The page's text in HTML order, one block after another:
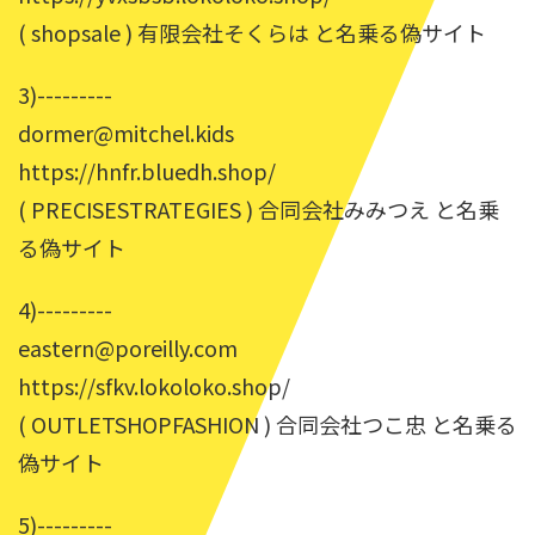
( shopsale ) 有限会社そくらは と名乗る偽サイト
3)---------
dormer@mitchel.kids
https://hnfr.bluedh.shop/
( PRECISESTRATEGIES ) 合同会社みみつえ と名乗
る偽サイト
4)---------
eastern@poreilly.com
https://sfkv.lokoloko.shop/
( OUTLETSHOPFASHION ) 合同会社つこ忠 と名乗る
偽サイト
5)---------